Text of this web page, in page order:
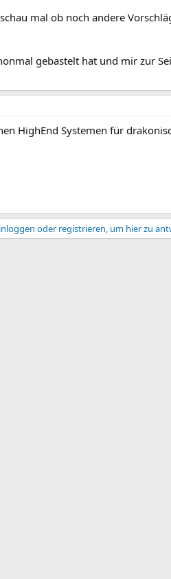
mal ob noch andere
gebastelt hat und mir zur
HighEnd Systemen für
oder registrieren, um hier zu